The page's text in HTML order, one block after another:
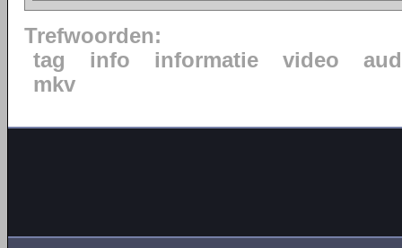
Trefwoorden:
tag
info informatie video
mkv